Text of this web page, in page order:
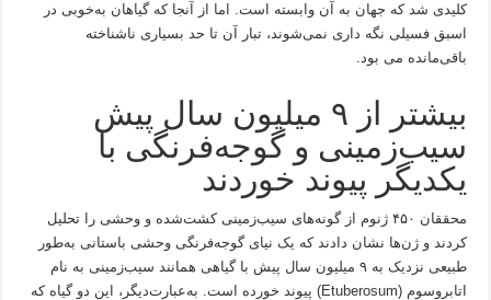
کلیدی شد که جهان به آن وابسته است. اما از آنجا که گیاهان به‌خوبی در
اسبق فسیلی نگه داری نمی‌شوند، تبار آن تا حد بسیاری ناشناخته
باقی‌مانده می بود.
بیشتر از ۹ میلیون سال پیش
سیب‌زمینی و گوجه‌فرنگی با
یکدیگر پیوند خوردند
محققان ۴۵۰ ژنوم از گونه‌های سیب‌زمینی کشت‌شده و وحشی را تحلیل
کردند و ژن‌ها نشان دادند که یک نیای گوجه‌فرنگی وحشی باستانی به‌طور
طبیعی نزدیک به ۹ میلیون سال پیش با گیاهی همانند سیب‌زمینی به نام
اتابروسوم (Etuberosum) پیوند خورده است. به‌عبارت‌دیگر، این دو گیاه که